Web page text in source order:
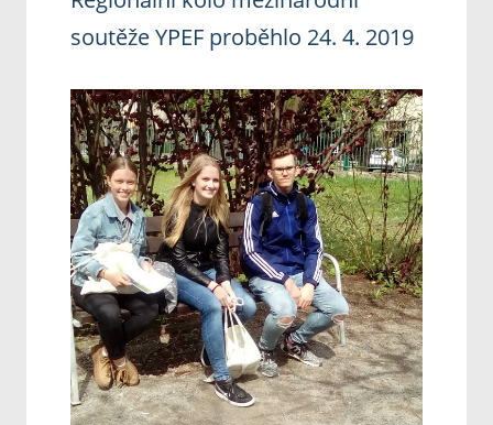
soutěže YPEF proběhlo 24. 4. 2019